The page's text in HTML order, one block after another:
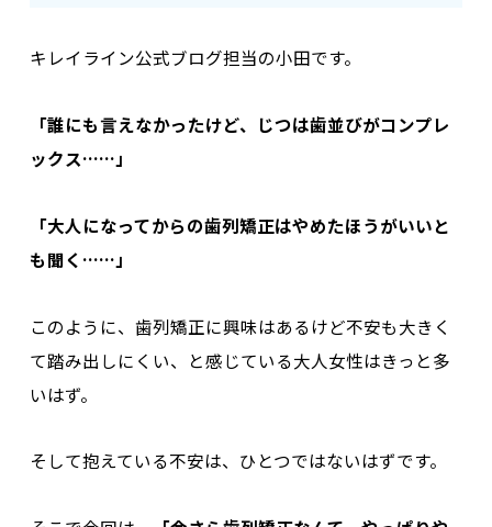
キレイライン公式ブログ担当の小田です。
「誰にも言えなかったけど、じつは歯並びがコンプレ
ックス……」
「大人になってからの歯列矯正はやめたほうがいいと
も聞く……」
このように、歯列矯正に興味はあるけど不安も大きく
て踏み出しにくい、と感じている大人女性はきっと多
いはず。
そして抱えている不安は、ひとつではないはずです。